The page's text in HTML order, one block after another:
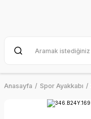
Anasayfa Spor Ayakkabı